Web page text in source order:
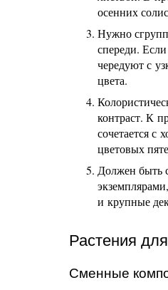
осенних
Нужно
спереди.
чередуют с
цвета.
контраст. К
сочетается с
цветовых
Должен быть
и крупные
Растения
Сменные